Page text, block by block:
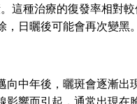
這種治療的復發率相對
，日曬後可能會再次變黑。
向中年後，曬斑會逐漸出
影響而引起，通常出現在